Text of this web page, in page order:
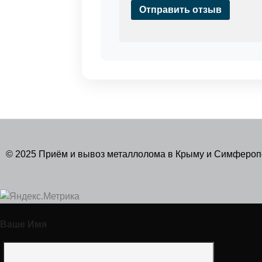
Отправить отзыв
© 2025 Приём и вывоз металлолома в Крыму и
Ваше Имя